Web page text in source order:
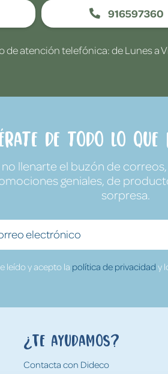
916597360
de atención telefónica: de Lunes a
de todo lo que
llenarte el buzón de
geniales, de
sorpresa.
leído y acepto la política de privacidad y
¿Te ayudamos?
Contacta con Dideco